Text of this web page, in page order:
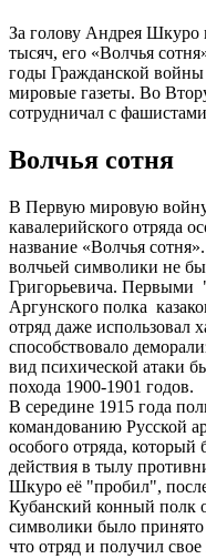
За голову Андрея
тысяч, его «Волчья
годы Гражданской
мировые газеты. Во
сотрудничал с
Волчья сотня
В Первую мировую
кавалерийского отряда
название «Волчья
волчьей символики не
Григорьевича. Первыми
Аргунского полка
отряд даже использовал
способствовало
вид психической атаки
похода 1900-1901 годов.
В середине 1915 года
командованию Русской
особого отряда,
действия в тылу
Шкуро её "пробил",
Кубанский конный полк
символики было принято
что отряд и получил